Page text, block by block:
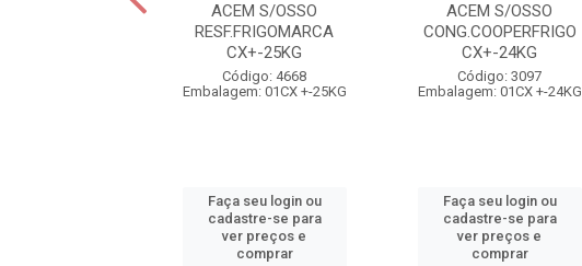
ACEM S/OSSO
RESF.FRIGOMARCA
CX+-25KG
Código: 4668
Embalagem: 01CX +-25KG
Faça seu login ou
cadastre-se para
ver preços e
comprar
ACEM S/OSSO
CONG.COOPERFRIGO
CX+-24KG
Código: 3097
Embalagem: 01CX +-24KG
Faça seu login ou
cadastre-se para
ver preços e
comprar